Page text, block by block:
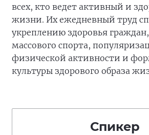
всех, кто ведет активный и
жизни. Их ежедневный труд
укреплению здоровья
массового спорта,
физической активности и
культуры здорового образа
Спикер